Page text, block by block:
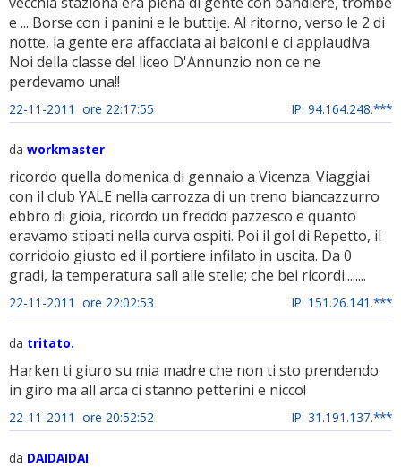
e ... Borse con i panini e le buttije. Al ritorno, verso le 2 di
notte, la gente era affacciata ai balconi e ci applaudiva.
Noi della classe del liceo D'Annunzio non ce ne
perdevamo una!!
22-11-2011 ore 22:17:55 IP: 94.164.248.***
da workmaster
ricordo quella domenica di gennaio a Vicenza. Viaggiai
con il club YALE nella carrozza di un treno biancazzurro
ebbro di gioia, ricordo un freddo pazzesco e quanto
eravamo stipati nella curva ospiti. Poi il gol di Repetto, il
corridoio giusto ed il portiere infilato in uscita. Da 0
gradi, la temperatura salì alle stelle; che bei ricordi........
22-11-2011 ore 22:02:53 IP: 151.26.141.***
da tritato.
Harken ti giuro su mia madre che non ti sto prendendo
in giro ma all arca ci stanno petterini e nicco!
22-11-2011 ore 20:52:52 IP: 31.191.137.***
da DAIDAIDAI